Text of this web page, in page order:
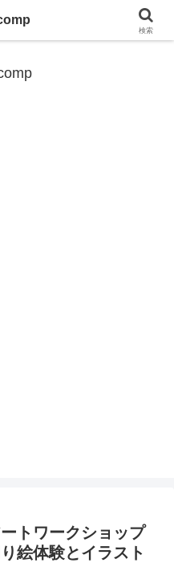
レンドまで
トワークショップ
絵体験とイラスト
検索